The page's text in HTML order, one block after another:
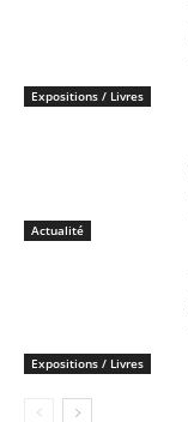
Expositions / Livres
Actualité
Expositions / Livres